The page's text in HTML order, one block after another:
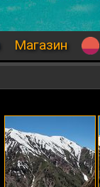
Магазин